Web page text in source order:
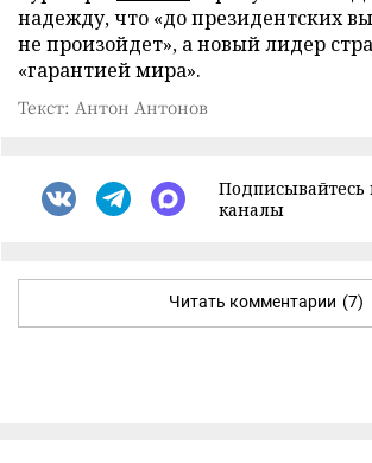
надежду, что «до президентских
не произойдет», а новый лидер
«гарантией мира».
Текст: Антон Антонов
каналы
Читать комментарии (7)